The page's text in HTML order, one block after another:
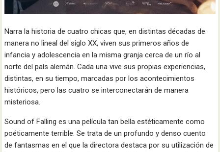
Narra la historia de cuatro chicas que, en distintas décadas de
manera no lineal del siglo XX, viven sus primeros años de
infancia y adolescencia en la misma granja cerca de un río al
norte del país alemán. Cada una vive sus propias experiencias,
distintas, en su tiempo, marcadas por los acontecimientos
históricos, pero las cuatro se interconectarán de manera
misteriosa.
Sound of Falling es una película tan bella estéticamente como
poéticamente terrible. Se trata de un profundo y denso cuento
de fantasmas en el que la directora destaca por su utilización de